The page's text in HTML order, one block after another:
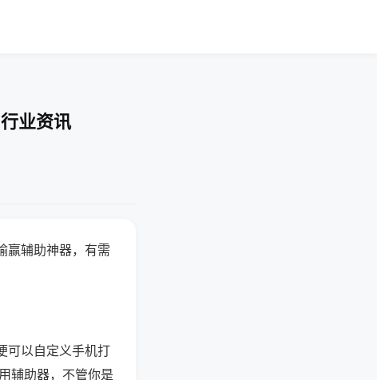
业资讯
赢辅助神器，有需
可以自定义手机打
辅助器，不管你是